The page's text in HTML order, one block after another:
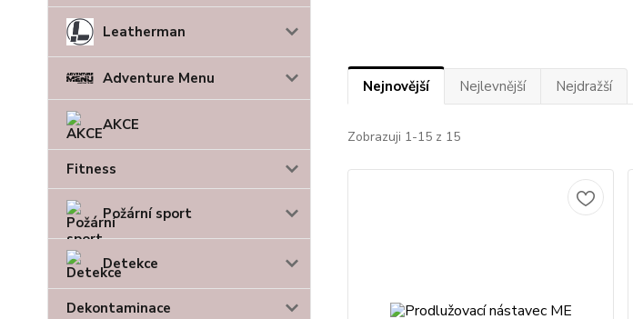
Leatherman
Adventure Menu
AKCE
Fitness
Požární sport
Detekce
Dekontaminace
Nejnovější Nejlevnější Nejdražší
Zobrazuji 1-15 z 15